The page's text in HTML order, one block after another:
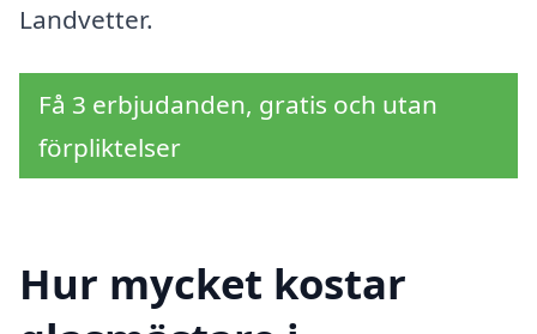
Landvetter.
Få 3 erbjudanden, gratis och utan
förpliktelser
Hur mycket kostar